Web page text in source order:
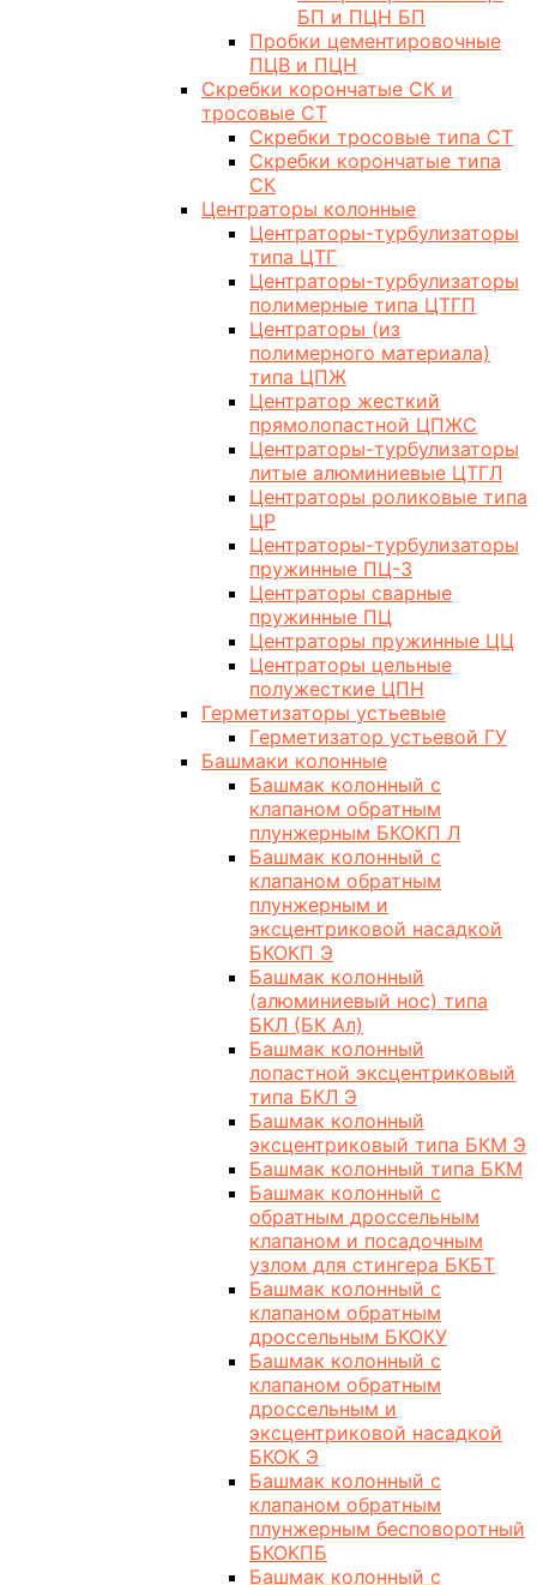
БП и ПЦН БП
Пробки цементировочные
ПЦВ и ПЦН
Скребки корончатые СК и
тросовые СТ
Скребки тросовые типа СТ
Скребки корончатые типа
СК
Центраторы колонные
Центраторы-турбулизаторы
типа ЦТГ
Центраторы-турбулизаторы
полимерные типа ЦТГП
Центраторы (из
полимерного материала)
типа ЦПЖ
Центратор жесткий
прямолопастной ЦПЖС
Центраторы-турбулизаторы
литые алюминиевые ЦТГЛ
Центраторы роликовые типа
ЦР
Центраторы-турбулизаторы
пружинные ПЦ-3
Центраторы сварные
пружинные ПЦ
Центраторы пружинные ЦЦ
Центраторы цельные
полужесткие ЦПН
Герметизаторы устьевые
Герметизатор устьевой ГУ
Башмаки колонные
Башмак колонный с
клапаном обратным
плунжерным БКОКП Л
Башмак колонный с
клапаном обратным
плунжерным и
эксцентриковой насадкой
БКОКП Э
Башмак колонный
(алюминиевый нос) типа
БКЛ (БК Ал)
Башмак колонный
лопастной эксцентриковый
типа БКЛ Э
Башмак колонный
эксцентриковый типа БКМ Э
Башмак колонный типа БКМ
Башмак колонный с
обратным дроссельным
клапаном и посадочным
узлом для стингера БКБТ
Башмак колонный с
клапаном обратным
дроссельным БКОКУ
Башмак колонный с
клапаном обратным
дроссельным и
эксцентриковой насадкой
БКОК Э
Башмак колонный с
клапаном обратным
плунжерным бесповоротный
БКОКПБ
Башмак колонный с